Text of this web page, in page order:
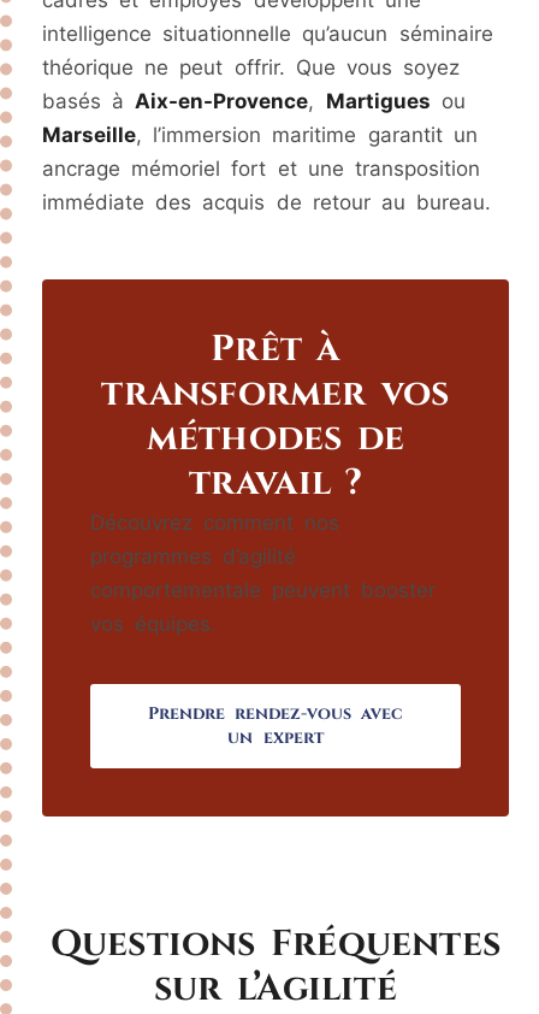
intelligence situationnelle qu’aucun séminaire
théorique ne peut offrir. Que vous soyez
basés à Aix-en-Provence, Martigues ou
Marseille, l’immersion maritime garantit un
ancrage mémoriel fort et une transposition
immédiate des acquis de retour au bureau.
Prêt à
transformer vos
méthodes de
travail ?
Découvrez comment nos
programmes d’agilité
comportementale peuvent booster
vos équipes.
Prendre rendez-vous avec
un expert
Questions Fréquentes
sur l’Agilité